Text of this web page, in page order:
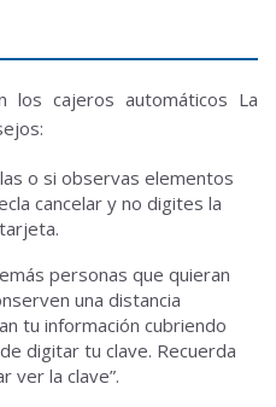
los cajeros automáticos La
o si observas elementos
cancelar y no digites la
personas que quieran
una distancia
tu información cubriendo
digitar tu clave. Recuerda
ver la clave”.